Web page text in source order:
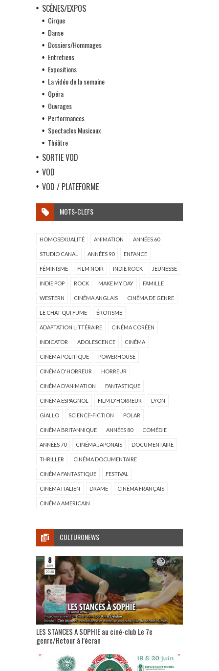
SCÈNES/EXPOS
Cirque
Danse
Dossiers/Hommages
Entretiens
Expositions
La vidéo de la semaine
Opéra
Ouvrages
Performances
Spectacles Musicaux
Théâtre
SORTIE VOD
VOD
VOD / PLATEFORME
MOTS-CLEFS
HOMOSEXUALITÉ ANIMATION ANNÉES 60
STUDIO CANAL ANNÉES 90 ENFANCE
FÉMINISME FILM NOIR INDIE ROCK JEUNESSE
INDIE POP ROCK MAKE MY DAY FAMILLE
WESTERN CINÉMA ANGLAIS CINÉMA DE GENRE
LE CHAT QUI FUME ÉROTISME
ADAPTATION LITTÉRAIRE CINÉMA CORÉEN
INDICATOR ADOLESCENCE CINÉMA
CINÉMA POLITIQUE POWERHOUSE
CINÉMA D'HORREUR HORREUR
CINÉMA D'ANIMATION FANTASTIQUE
CINÉMA ESPAGNOL FILM D'HORREUR LYON
GIALLO SCIENCE-FICTION POLAR
CINÉMA BRITANNIQUE ANNÉES 80 COMÉDIE
ANNÉES 70 CINÉMA JAPONAIS DOCUMENTAIRE
THRILLER CINÉMA DOCUMENTAIRE
CINÉMA FANTASTIQUE FESTIVAL
CINÉMA ITALIEN DRAME CINÉMA FRANÇAIS
CINÉMA AMERICAIN
CULTURONEWS
LES STANCES A SOPHIE au ciné-club Le 7e
genre/Retour à l’écran